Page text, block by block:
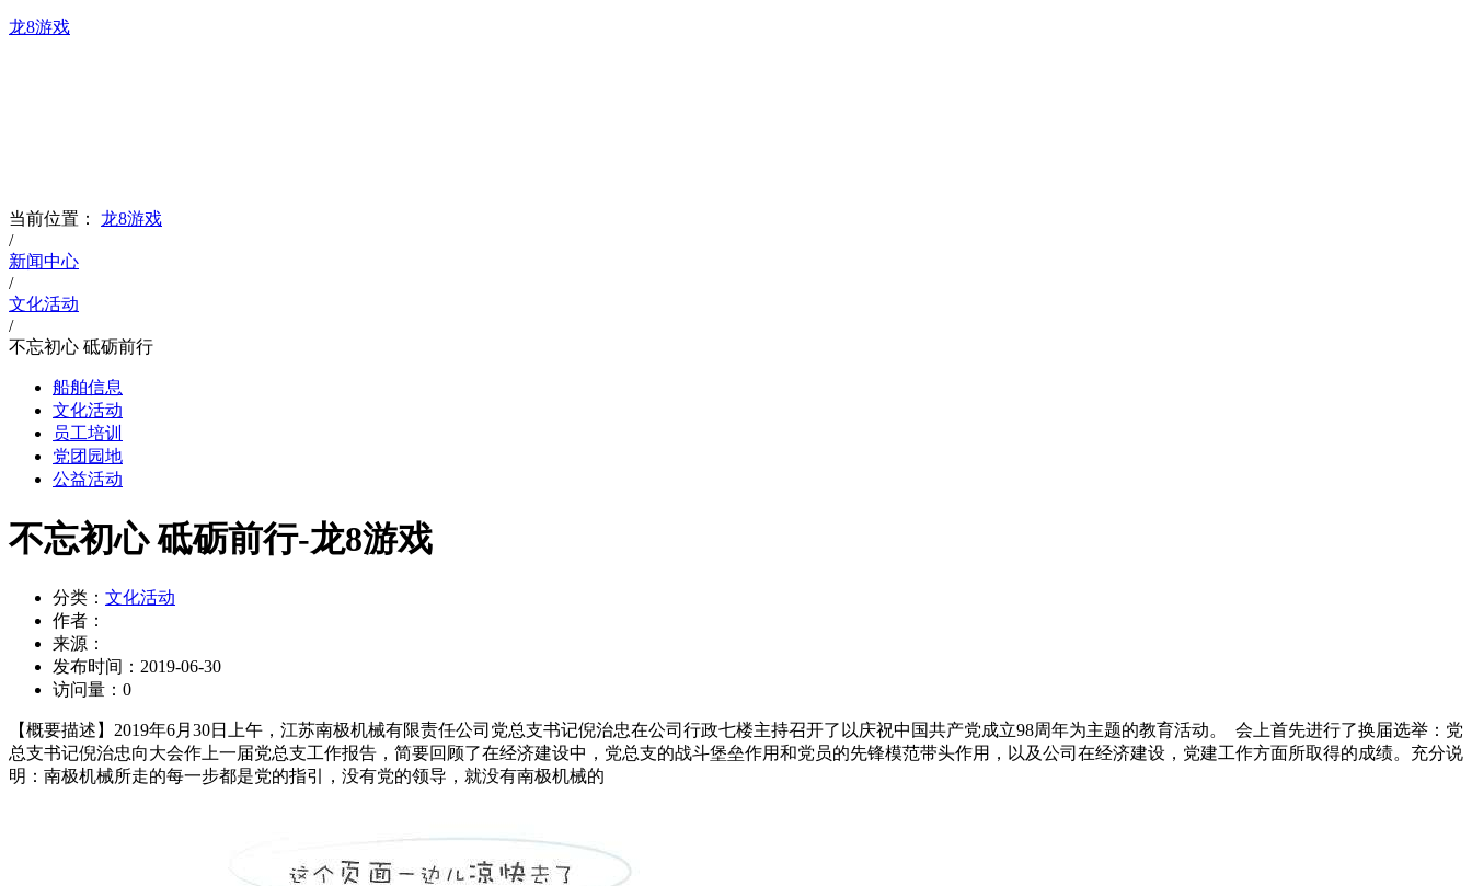
龙8游戏
当前位置：
龙8游戏
/
新闻中心
/
文化活动
/
不忘初心 砥砺前行
船舶信息
文化活动
员工培训
党团园地
公益活动
不忘初心 砥砺前行-龙8游戏
分类： 文化活动
作者：
来源：
发布时间： 2019-06-30
访问量： 0
【概要描述】 2019年6月30日上午，江苏南极机械有限责任公司党总支书记倪治忠在公司行政七楼主持召开了以庆祝中国共产党成立98周年为主题的教育活动。 会上首先进行了换届选举：党
总支书记倪治忠向大会作上一届党总支工作报告，简要回顾了在经济建设中，党总支的战斗堡垒作用和党员的先锋模范带头作用，以及公司在经济建设，党建工作方面所取得的成绩。充分说
明：南极机械所走的每一步都是党的指引，没有党的领导，就没有南极机械的